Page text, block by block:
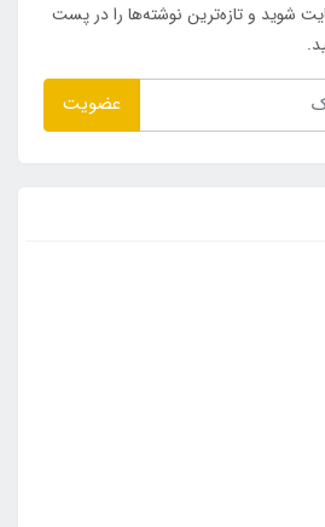
شوید و تازه‌ترین نوشته‌ها را در پست
عضویت